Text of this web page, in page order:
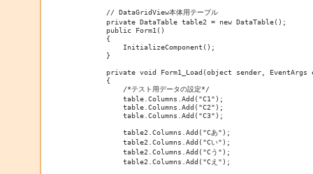
        // DataGridView本体用テーブル
        private DataTable table2 = new DataTable();
        public Form1()
        {
            InitializeComponent();
        }
private void Form1_Load(object sender, EventArgs
        {
            /*テスト用データの設定*/
            table.Columns.Add("C1");
            table.Columns.Add("C2");
            table.Columns.Add("C3");
            table2.Columns.Add("Cあ");
            table2.Columns.Add("Cい");
            table2.Columns.Add("Cう");
            table2.Columns.Add("Cえ");